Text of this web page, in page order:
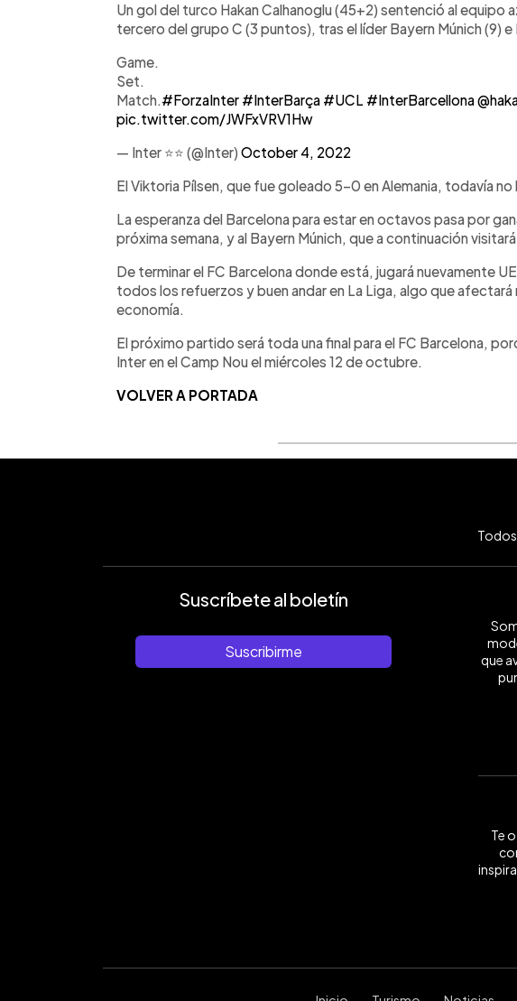
Un gol del turco Hakan Calhanoglu (45+2) sentenció al equipo
tercero del grupo C (3 puntos), tras el líder Bayern Múnich (9) e
Game.
Set.
Match.#ForzaInter #InterBarça #UCL #InterBarcellona
pic.twitter.com/JWFxVRV1Hw
— Inter ⭐⭐ (@Inter) October 4, 2022
El Viktoria Pílsen, que fue goleado 5-0 en Alemania, todavía no
La esperanza del Barcelona para estar en octavos pasa por
próxima semana, y al Bayern Múnich, que a continuación
De terminar el FC Barcelona donde está, jugará nuevamente
todos los refuerzos y buen andar en La Liga, algo que afectará
economía.
El próximo partido será toda una final para el FC Barcelona,
Inter en el Camp Nou el miércoles 12 de octubre.
VOLVER A PORTADA
Suscríbete al boletín
Suscribirme
que
Te